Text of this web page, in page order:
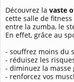
Découvrez la vaste
cette salle de
entre la zumba, le
En effet, grâce au
- souffrez moins du
- réduisez les
- diminuez la masse
- renforcez vos